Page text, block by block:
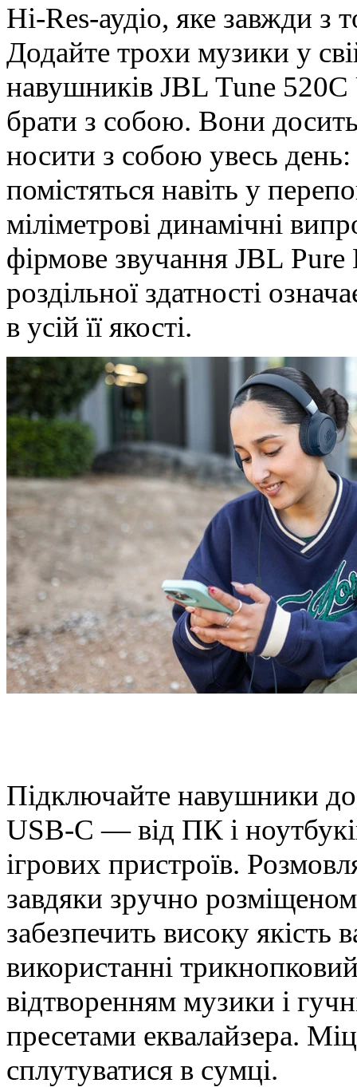
Hi-Res-аудіо, яке завжди з
Додайте трохи музики у
навушників JBL Tune
брати з собою. Вони
носити з собою увесь
помістяться навіть у
міліметрові динамічні
фірмове звучання JBL Pure
роздільної здатності
в усій її якості.
Підключайте навушники
USB-C — від ПК і
ігрових пристроїв.
завдяки зручно
забезпечить високу
використанні
відтворенням музики і
пресетами еквалайзера.
сплутуватися в сумці.